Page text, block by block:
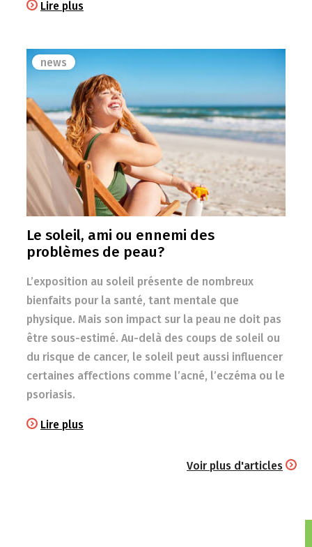
Lire plus
news
Le soleil, ami ou ennemi des
problèmes de peau?
L’exposition au soleil présente de nombreux
bienfaits pour la santé, tant mentale que
physique. Mais son impact sur la peau ne doit pas
être sous-estimé. Au-delà des coups de soleil ou
du risque de cancer, le soleil peut aussi influencer
certaines affections comme l’acné, l’eczéma ou le
psoriasis.
Lire plus
Voir plus d'articles